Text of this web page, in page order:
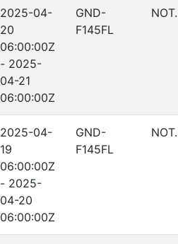
2025-04-
20
06:00:00Z
- 2025-
04-21
06:00:00Z
GND-
F145FL
2025-04-
19
06:00:00Z
- 2025-
04-20
06:00:00Z
GND-
F145FL